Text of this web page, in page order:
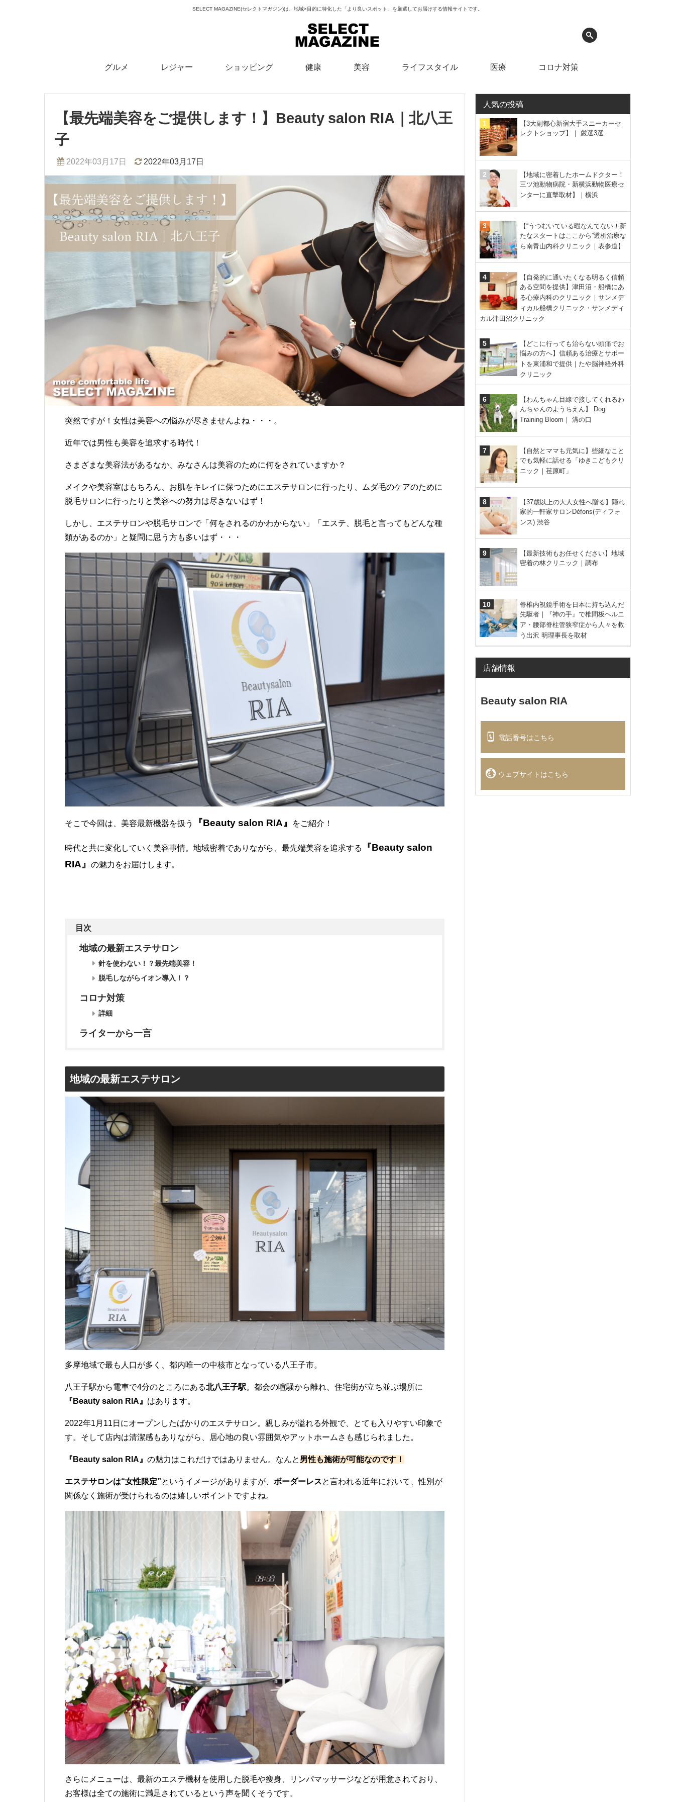
SELECT MAGAZINE(セレクトマガジン)は、地域×目的に特化した「より良いスポット」を厳選してお届けする情報サイトです。
グルメ レジャー ショッピング 健康 美容 ライフスタイル 医療 コロナ対策
【最先端美容をご提供します！】Beauty salon RIA｜北八王
子
2022年03月17日 2022年03月17日
突然ですが！女性は美容への悩みが尽きませんよね・・・。
近年では男性も美容を追求する時代！
さまざまな美容法があるなか、みなさんは美容のために何をされていますか？
メイクや美容室はもちろん、お肌をキレイに保つためにエステサロンに行ったり、ムダ毛のケアのために
脱毛サロンに行ったりと美容への努力は尽きないはず！
しかし、エステサロンや脱毛サロンで「何をされるのかわからない」「エステ、脱毛と言ってもどんな種
類があるのか」と疑問に思う方も多いはず・・・
そこで今回は、美容最新機器を扱う 『Beauty salon RIA』 をご紹介！
時代と共に変化していく美容事情。地域密着でありながら、最先端美容を追求する
『Beauty salon
RIA』 の魅力をお届けします。
目次
地域の最新エステサロン
針を使わない！？最先端美容！
脱毛しながらイオン導入！？
コロナ対策
詳細
ライターから一言
地域の最新エステサロン
多摩地域で最も人口が多く、都内唯一の中核市となっている八王子市。
八王子駅から電車で4分のところにある北八王子駅。都会の喧騒から離れ、住宅街が立ち並ぶ場所に
『Beauty salon RIA』 はあります。
2022年1月11日にオープンしたばかりのエステサロン。親しみが溢れる外観で、とても入りやすい印象で
す。そして店内は清潔感もありながら、居心地の良い雰囲気やアットホームさも感じられました。
『Beauty salon RIA』 の魅力はこれだけではありません。なんと 男性も施術が可能なのです！
エステサロンは“女性限定”というイメージがありますが、 ボーダーレスと言われる近年において、性別が
関係なく施術が受けられるのは嬉しいポイントですよね。
さらにメニューは、最新のエステ機材を使用した脱毛や痩身、リンパマッサージなどが用意されており、
お客様は全ての施術に満足されているという声を聞くそうです。
人気の投稿
【3大副都心新宿大手スニーカーセ
レクトショップ】｜ 厳選3選
【地域に密着したホームドクター！
三ツ池動物病院・新横浜動物医療セ
ンターに直撃取材】｜横浜
【“うつむいている暇なんてない！新
たなスタートはここから”透析治療な
ら南青山内科クリニック｜表参道】
【自発的に通いたくなる明るく信頼
ある空間を提供】津田沼・船橋にあ
る心療内科のクリニック｜サンメデ
ィカル船橋クリニック・サンメディ
カル津田沼クリニック
【どこに行っても治らない頭痛でお
悩みの方へ】信頼ある治療とサポー
トを東浦和で提供｜たや脳神経外科
クリニック
【わんちゃん目線で接してくれるわ
んちゃんのようちえん】 Dog
Training Bloom｜ 溝の口
【自然とママも元気に】些細なこと
でも気軽に話せる「ゆきこどもクリ
ニック｜荏原町」
【37歳以上の大人女性へ贈る】隠れ
家的一軒家サロンDéfons(ディフォ
ンス) 渋谷
【最新技術もお任せください】地域
密着の林クリニック｜調布
脊椎内視鏡手術を日本に持ち込んだ
先駆者｜『神の手』で椎間板ヘルニ
ア・腰部脊柱管狭窄症から人々を救
う出沢 明理事長を取材
店舗情報
Beauty salon RIA
電話番号はこちら
ウェブサイトはこちら